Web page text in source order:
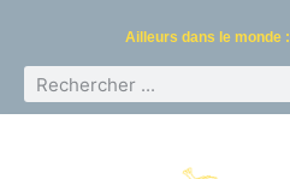
Ailleurs dans le monde :